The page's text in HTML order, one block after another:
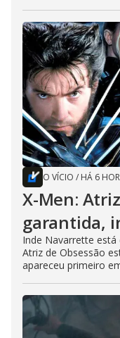
O VÍCIO / HÁ 6
X-Men:
garantida,
Inde Navarrette
Atriz de Obsessão
apareceu primeiro